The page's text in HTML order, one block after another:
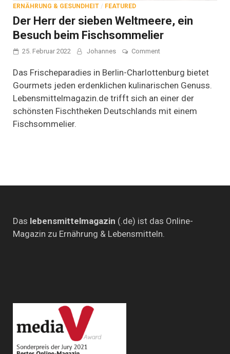
ERNÄHRUNG & GESUNDHEIT / FEATURED
Der Herr der sieben Weltmeere, ein
Besuch beim Fischsommelier
25. Februar 2022 Johannes Commenton
Herr
sieben
Weltmeere,
Besuch
Das Frischeparadies in Berlin-Charlottenburg bietet
Gourmets jeden erdenklichen kulinarischen Genuss.
Lebensmittelmagazin.de trifft sich an einer der
schönsten Fischtheken Deutschlands mit einem
Fischsommelier.
Das lebensmittelmagazin (.de) ist das Online-
Magazin zu Ernährung & Lebensmitteln.